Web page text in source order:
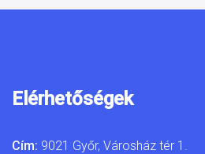
Elérhetőségek
Cím: 9021 Győr, Városház tér 1.